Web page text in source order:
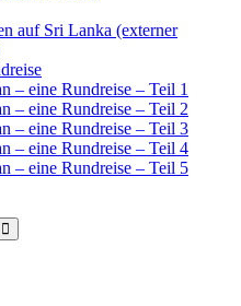
auf Sri Lanka (externer
– eine Rundreise – Teil 1
– eine Rundreise – Teil 2
– eine Rundreise – Teil 3
– eine Rundreise – Teil 4
– eine Rundreise – Teil 5